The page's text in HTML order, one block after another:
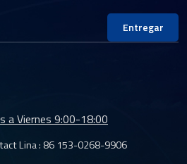
Entregar
a Viernes 9:00-18:00
Lina : 86 153-0268-9906